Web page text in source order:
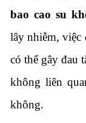
bao cao su
lây nhiễm, việc
có thể gây đau
không liên
không.